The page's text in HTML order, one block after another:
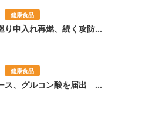
健康食品
り申入れ再燃、続く攻防...
健康食品
ス、グルコン酸を届出 ...